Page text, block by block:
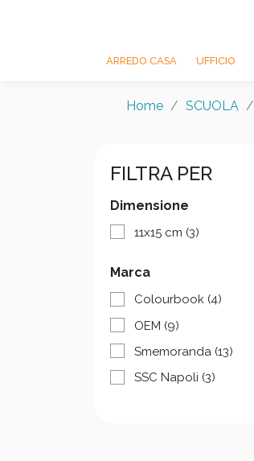
ARREDO CASA UFFICIO
Home SCUOLA
FILTRA PER
Dimensione
11x15 cm (3)
Marca
Colourbook (4)
OEM (9)
Smemoranda (13)
SSC Napoli (3)